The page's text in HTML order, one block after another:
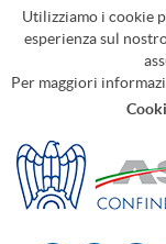
Utilizziamo i cookie
esperienza sul
Per maggiori